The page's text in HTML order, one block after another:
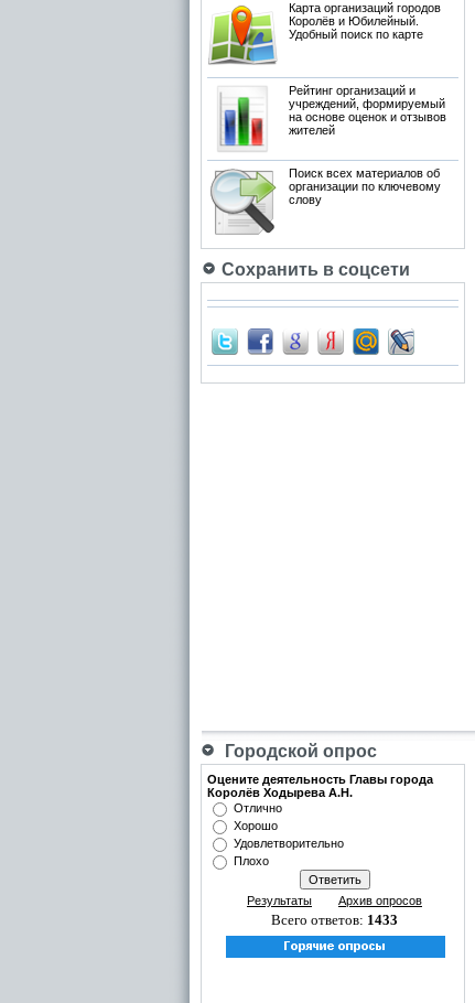
Карта организаций городов
Королёв и Юбилейный.
Удобный поиск по карте
Рейтинг организаций и
учреждений, формируемый
на основе оценок и отзывов
жителей
Поиск всех материалов об
организации по ключевому
слову
Сохранить в соцсети
Городской опрос
Оцените деятельность Главы города
Королёв Ходырева А.Н.
Отлично
Хорошо
Удовлетворительно
Плохо
Результаты Архив опросов
Всего ответов: 1433